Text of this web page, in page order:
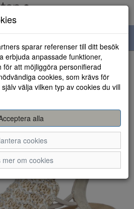
sparar referenser till ditt besök
erbjuda anpassade funktioner,
för att möjliggöra personifierad
cookies, som krävs för
välja vilken typ av cookies du vill
alla
cookies
mer om cookies